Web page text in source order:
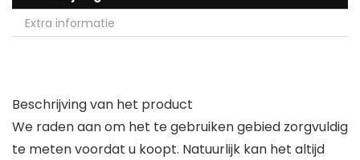
Extra informatie
Beschrijving van het product
We raden aan om het te gebruiken gebied zorgvuldig
te meten voordat u koopt. Natuurlijk kan het altijd